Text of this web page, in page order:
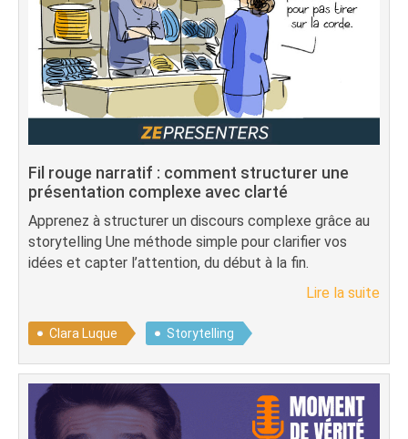
Fil rouge narratif : comment structurer une
présentation complexe avec clarté
Apprenez à structurer un discours complexe grâce au
storytelling Une méthode simple pour clarifier vos
idées et capter l’attention, du début à la fin.
Lire la suite
Clara Luque Storytelling